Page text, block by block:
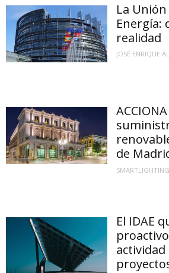
La
Energía:
realidad
JOSÉ ENRIQUE
de
SMARTLIGHTING
El IDAE